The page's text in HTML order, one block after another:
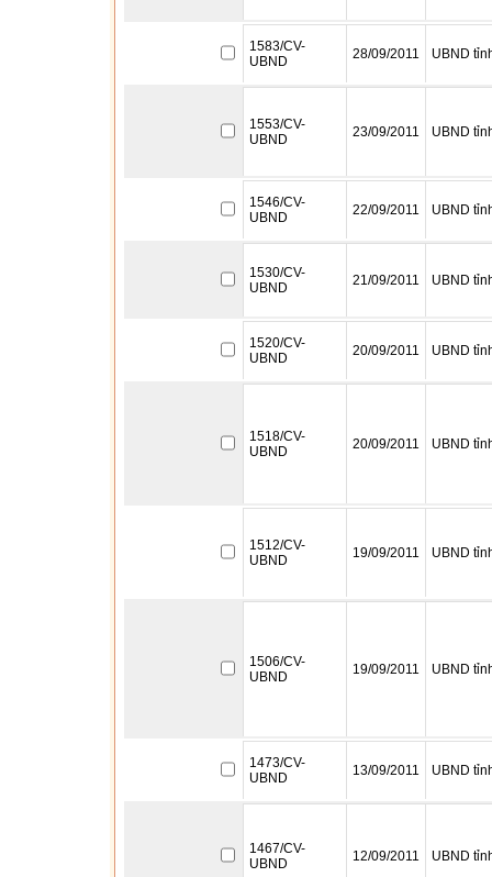
1583/CV-
UBND
28/09/2011 UBND
1553/CV-
UBND
23/09/2011 UBND
1546/CV-
UBND
22/09/2011 UBND
1530/CV-
UBND
21/09/2011 UBND
1520/CV-
UBND
20/09/2011 UBND
1518/CV-
UBND
20/09/2011 UBND
1512/CV-
UBND
19/09/2011 UBND
1506/CV-
UBND
19/09/2011 UBND
1473/CV-
UBND
13/09/2011 UBND
1467/CV-
UBND
12/09/2011 UBND